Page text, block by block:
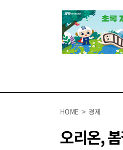
HOME > 경제
오리온, 봄